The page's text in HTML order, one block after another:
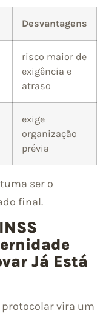
Desvantagens
risco maior de
exigência e
atraso
exige
organização
prévia
ser o
final.
Já Está
protocolar vira um